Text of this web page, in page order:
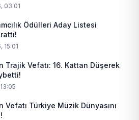
03:01
Ödülleri Aday Listesi
15:01
Trajik Vefatı: 16. Kattan Düşerek
Vefatı Türkiye Müzik Dünyasını